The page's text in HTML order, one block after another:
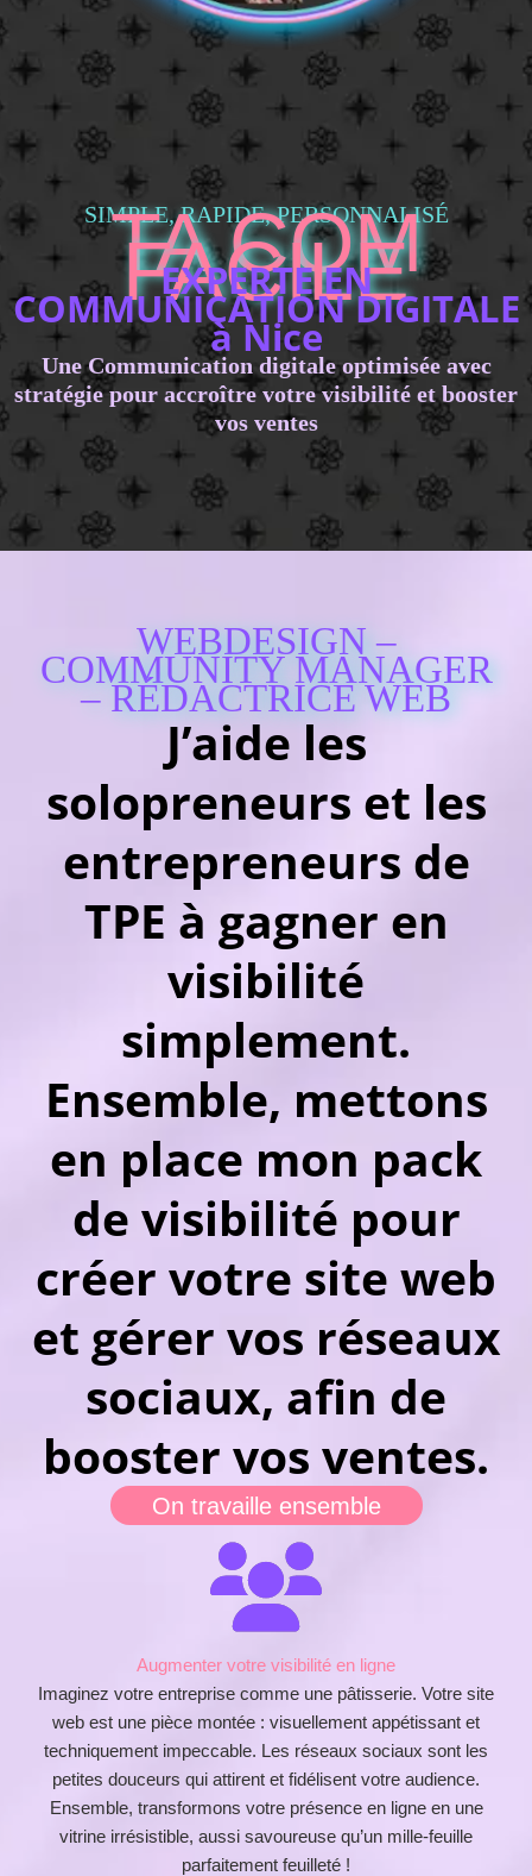
SIMPLE, RAPIDE, PERSONNALISÉ
TA COM
FACILE
EXPERTE EN
COMMUNICATION DIGITALE
à Nice
Une Communication digitale optimisée avec
stratégie pour accroître votre visibilité et booster
vos ventes
WEBDESIGN –
COMMUNITY MANAGER
– RÉDACTRICE WEB
J’aide les
solopreneurs et les
entrepreneurs de
TPE à gagner en
visibilité
simplement.
Ensemble, mettons
en place mon pack
de visibilité pour
créer votre site web
et gérer vos réseaux
sociaux, afin de
booster vos ventes.
On travaille ensemble
Augmenter votre visibilité en ligne
Imaginez votre entreprise comme une pâtisserie. Votre site
web est une pièce montée : visuellement appétissant et
techniquement impeccable. Les réseaux sociaux sont les
petites douceurs qui attirent et fidélisent votre audience.
Ensemble, transformons votre présence en ligne en une
vitrine irrésistible, aussi savoureuse qu’un mille-feuille
parfaitement feuilleté !